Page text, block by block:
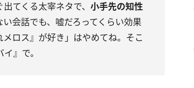
てくる太宰ネタで、 小手先の知性
い会話でも、嘘だろってくらい効果
ロス』が好き」はやめてね。そこ
』で。